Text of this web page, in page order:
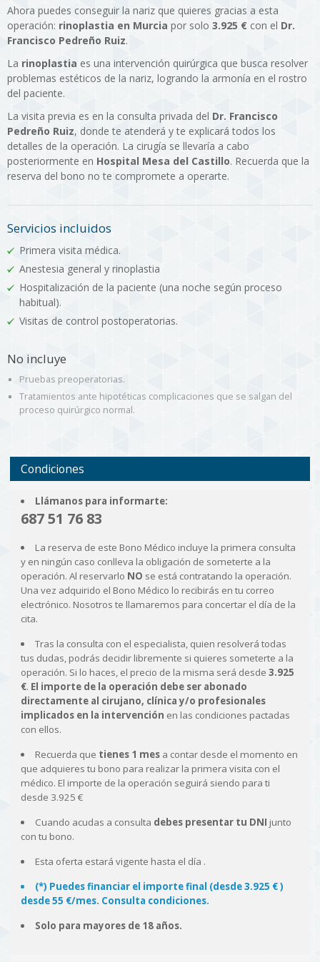
Ahora puedes conseguir la nariz que quieres gracias a esta
operación: rinoplastia en Murcia por solo 3.925 € con el Dr.
Francisco Pedreño Ruiz.
La rinoplastia es una intervención quirúrgica que busca resolver
problemas estéticos de la nariz, logrando la armonía en el rostro
del paciente.
La visita previa es en la consulta privada del Dr. Francisco
Pedreño Ruiz, donde te atenderá y te explicará todos los
detalles de la operación. La cirugía se llevaría a cabo
posteriormente en Hospital Mesa del Castillo. Recuerda que la
reserva del bono no te compromete a operarte.
Servicios incluidos
Primera visita médica.
Anestesia general y rinoplastia
Hospitalización de la paciente (una noche según proceso
habitual).
Visitas de control postoperatorias.
No incluye
Pruebas preoperatorias.
Tratamientos ante hipotéticas complicaciones que se salgan del
proceso quirúrgico normal.
Condiciones
Llámanos para informarte:
687 51 76 83
La reserva de este Bono Médico incluye la primera consulta
y en ningún caso conlleva la obligación de someterte a la
operación. Al reservarlo NO se está contratando la operación.
Una vez adquirido el Bono Médico lo recibirás en tu correo
electrónico. Nosotros te llamaremos para concertar el día de la
cita.
Tras la consulta con el especialista, quien resolverá todas
tus dudas, podrás decidir libremente si quieres someterte a la
operación. Si lo haces, el precio de la misma será desde3.925
€. El importe de la operación debe ser abonado
directamente al cirujano, clínica y/o profesionales
implicados en la intervención en las condiciones pactadas
con ellos.
Recuerda que tienes 1 mesa contar desde el momento en
que adquieres tu bono para realizar la primera visita con el
médico. El importe de la operación seguirá siendo para ti
desde 3.925 €
Cuando acudas a consulta debes presentar tu DNI junto
con tu bono.
Esta oferta estará vigente hasta el día .
(*) Puedes financiar el importe final (desde 3.925 € )
desde 55 €/mes. Consulta condiciones.
Solo para mayores de 18 años.